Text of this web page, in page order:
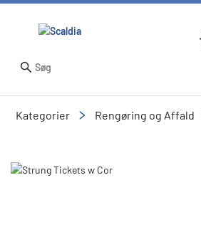
Kategorier Rengøring og Affald
Slide 1 of 1